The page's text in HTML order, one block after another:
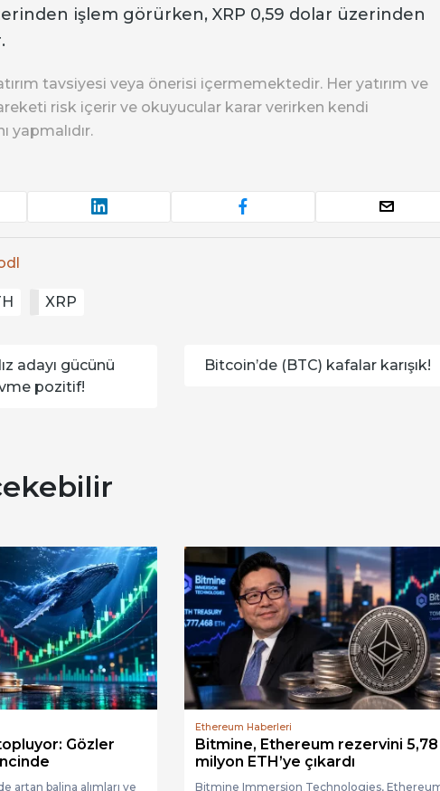
işlem görürken, XRP 0,59 dolar üzerinden
tavsiyesi veya önerisi içermemektedir. Her yatırım ve
risk içerir ve okuyucular karar verirken kendi
yapmalıdır.
XRP
adayı gücünü
pozitif!
Bitcoin’de (BTC) kafalar karışık!
Gözler
artan balina alımları ve
Ethereum Haberleri
Bitmine, Ethereum rezervini 5,78
milyon ETH’ye çıkardı
Bitmine Immersion Technologies,